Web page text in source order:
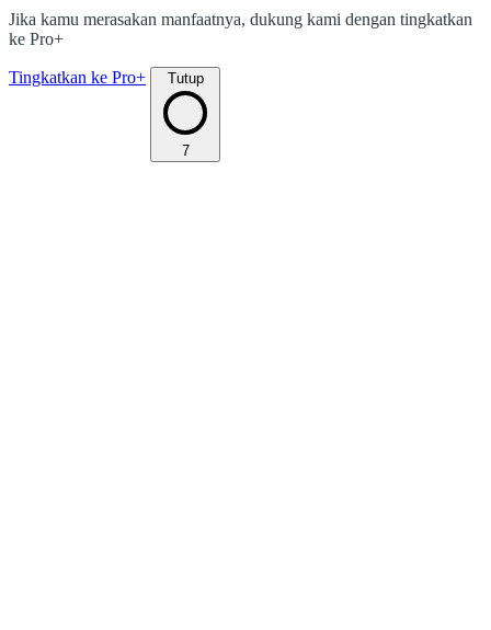
Jika kamu merasakan manfaatnya, dukung kami dengan tingkatkan
ke Pro+
Tingkatkan ke Pro+ Tutup
7